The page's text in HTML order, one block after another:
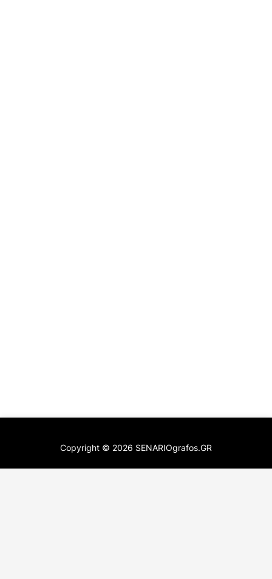
Copyright © 2026 SENARIOgrafos.GR